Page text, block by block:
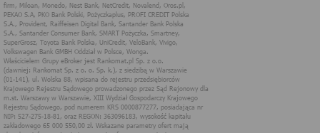
Rankomat.pl Sp. z o.o. (dawniej: Rankomat Sp. z o. o. Sp. k.), z
siedzibą w Warszawie (01-141), ul. Wolska 88, wpisana do rejestru
przedsiębiorców Krajowego Rejestru Sądowego prowadzonego
przez Sąd Rejonowy dla m.st. Warszawy w Warszawie, XIII
Wydział Gospodarczy Krajowego Rejestru Sądowego, pod
numerem KRS 0000877277, posiadająca nr NIP: 527-275-18-81,
oraz REGON: 363096183, zwana dalej "Rankomat" wykorzystuje
na swoich stronach internetowych technologię "cookies".
Zasady wykorzystania informacji dostarczonych przez
użytkownika w ramach technologii cookies w trakcie korzystania
ze stron internetowych i Rankomat określa niniejszy dokument.